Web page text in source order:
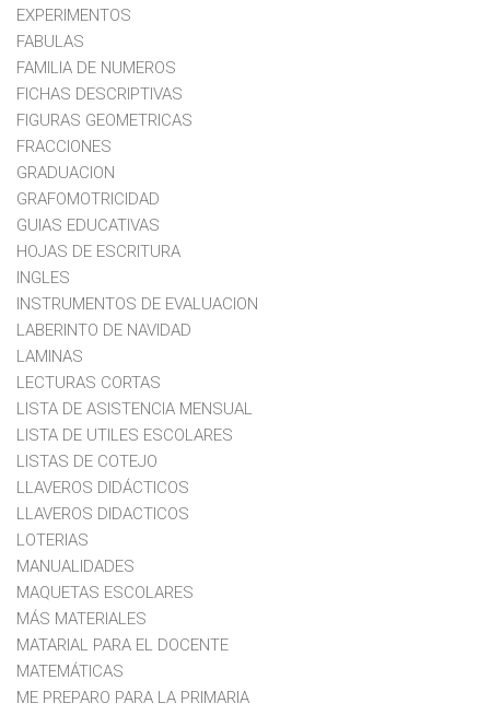
EXPERIMENTOS
FABULAS
FAMILIA DE NUMEROS
FICHAS DESCRIPTIVAS
FIGURAS GEOMETRICAS
FRACCIONES
GRADUACION
GRAFOMOTRICIDAD
GUIAS EDUCATIVAS
HOJAS DE ESCRITURA
INGLES
INSTRUMENTOS DE EVALUACION
LABERINTO DE NAVIDAD
LAMINAS
LECTURAS CORTAS
LISTA DE ASISTENCIA MENSUAL
LISTA DE UTILES ESCOLARES
LISTAS DE COTEJO
LLAVEROS DIDÁCTICOS
LLAVEROS DIDACTICOS
LOTERIAS
MANUALIDADES
MAQUETAS ESCOLARES
MÁS MATERIALES
MATARIAL PARA EL DOCENTE
MATEMÁTICAS
ME PREPARO PARA LA PRIMARIA